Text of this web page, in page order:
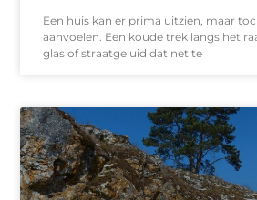
Een huis kan er prima uitzien, maar
aanvoelen. Een koude trek langs het
glas of straatgeluid dat net te